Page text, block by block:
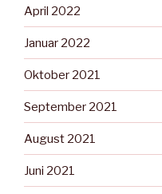
April 2022
Januar 2022
Oktober 2021
September 2021
August 2021
Juni 2021